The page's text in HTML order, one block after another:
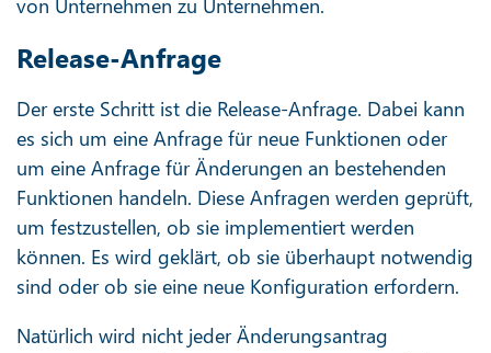
von Unternehmen zu Unternehmen.
Release-Anfrage
Der erste Schritt ist die Release-Anfrage. Dabei kann
es sich um eine Anfrage für neue Funktionen oder
um eine Anfrage für Änderungen an bestehenden
Funktionen handeln. Diese Anfragen werden geprüft,
um festzustellen, ob sie implementiert werden
können. Es wird geklärt, ob sie überhaupt notwendig
sind oder ob sie eine neue Konfiguration erfordern.
Natürlich wird nicht jeder Änderungsantrag